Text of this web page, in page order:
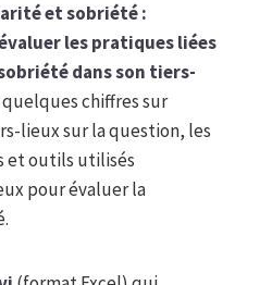
et sobriété :
les pratiques liées
dans son tiers-
chiffres sur
lieux sur la question, les
et outils utilisés
pour évaluer la